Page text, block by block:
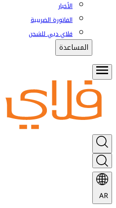
الأخبار
الفاتورة الضريبية
فلاي دبي للشحن
المساعدة
AR